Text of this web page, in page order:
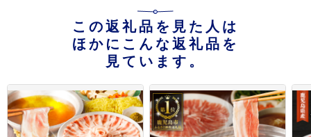
この返礼品を見た人は
ほかにこんな返礼品を
見ています。